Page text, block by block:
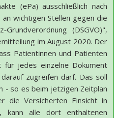
(ePa) ausschließlich nach
wichtigen Stellen gegen die
Grundverordnung (DSGVO)",
im August 2020. Der
Patientinnen und Patienten
jedes einzelne Dokument
zugreifen darf. Das soll
- so es beim jetzigen Zeitplan
die Versicherten Einsicht in
kann alle dort enthaltenen